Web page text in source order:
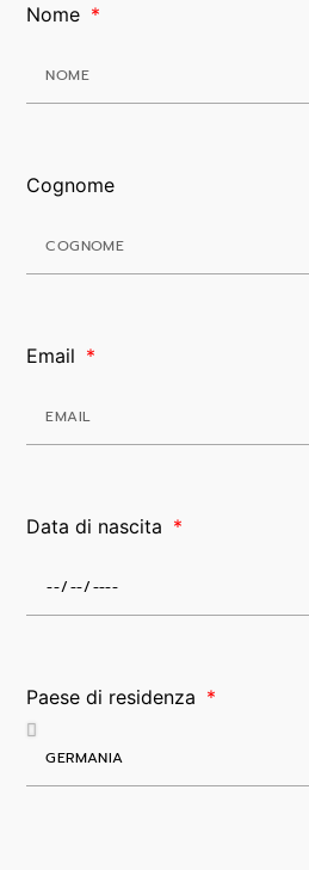
Nome
Cognome
Email
Data di nascita
Paese di residenza